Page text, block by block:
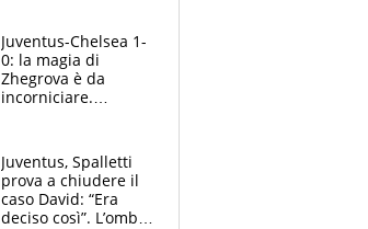
Juventus-Chelsea 1-
0: la magia di
Zhegrova è da
incorniciare.
ancora, la porta
inviolata
Juventus, Spalletti
prova a chiudere il
caso David: “Era
deciso così”. L’ombra